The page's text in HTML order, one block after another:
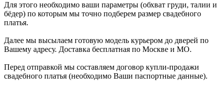
Для этого необходимо ваши параметры (обхват груди, талии и
бёдер) по которым мы точно подберем размер свадебного
платья.
Далее мы высылаем готовую модель курьером до дверей по
Вашему адресу. Доставка бесплатная по Москве и МО.
Перед отправкой мы составляем договор купли-продажи
свадебного платья (необходимо Ваши паспортные данные).